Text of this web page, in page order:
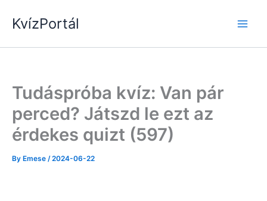
KvízPortál
Tudáspróba kvíz: Van pár
perced? Játszd le ezt az
érdekes quizt (597)
By Emese /2024-06-22